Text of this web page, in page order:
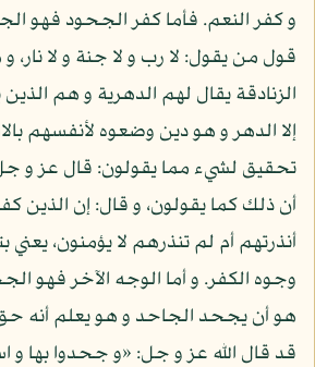
و كفر النعم. فأما كفر الجحود فهو
قول من يقول: لا رب و لا جنة و لا
الزنادقة يقال لهم الدهرية و هم الذين
إلا الدهر و هو دين وضعوه لأنفسهم
تحقيق لشيء مما يقولون: قال عز و
أن ذلك كما يقولون، و قال: إن الذين
أنذرتهم أم لم تنذرهم لا يؤمنون، يعني
وجوه الكفر. و أما الوجه الآخر فهو
هو أن يجحد الجاحد و هو يعلم أنه
قد قال الله عز و جل: «و جحدوا بها و